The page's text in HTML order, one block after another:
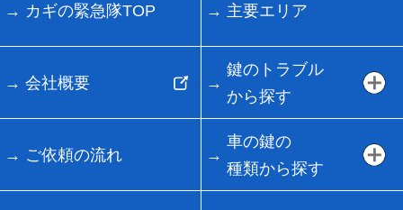
カギの緊急隊TOP 主要エリア
会社概要
鍵のトラブル
から探す
ご依頼の流れ
車の鍵の
種類から探す